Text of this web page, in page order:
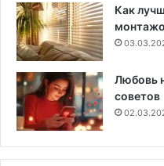
Как
Любовь
советов